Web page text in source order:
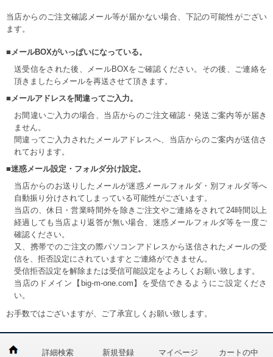
当店からのご注文確認メール等が届かない場合、下記の可能性がござい
ます。
■メールBOXがいっぱいになっている。
送受信をされた後、メールBOXをご確認ください。その後、ご連絡を
頂きましたらメールを再送させて頂きます。
■メールアドレスを間違ってご入力。
お間違いご入力の場合、当店からのご注文確認・発送ご案内等が届き
ません。
間違ってご入力されたメールアドレスへ、当店からのご案内が送信さ
れております。
■迷惑メール設定・フォルダ分け設定。
当店からのお送りしたメールが迷惑メールフォルダ・別フォルダ等へ
自動振り分けされてしまっている可能性がございます。
当店の、休日・営業時間外を除きご注文やご連絡をされて24時間以上
経過しても当店より返答が無い場合、迷惑メールフォルダ等を一度ご
確認ください。
又、携帯でのご注文の際パソコンアドレスから送信されたメールの受
信を、拒否設定にされていますとご連絡ができません。
受信拒否設定を解除または受信可能設定をよろしくお願い致します。
当店のドメイン【big-m-one.com】を受信できるようにご設定くださ
い。
お手数ではございますが、ご了承宜しくお願い致します。
詳細検索 新規登録 マイページ カートの中